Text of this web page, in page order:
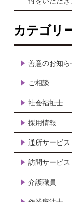
カテゴリ
善意のお知ら
ご相談
社会福祉士
採用情報
通所サービ
訪問サービス
介護職員